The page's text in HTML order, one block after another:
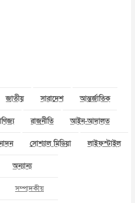
জাতীয় সারাদেশ আন্তর্জাতিক
রাজনীতি আইন-আদালত
সোশ্যাল মিডিয়া লাইফস্টাইল
অন্যান্য
সম্পাদকীয়